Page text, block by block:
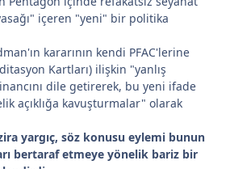
içeren "yeni" bir politika
kararının kendi PFAC'lerine
Kartları) ilişkin "yanlış
dile getirerek, bu yeni ifade
açıklığa kavuşturmalar" olarak
yargıç, söz konusu eylemi bunun
bertaraf etmeye yönelik bariz bir